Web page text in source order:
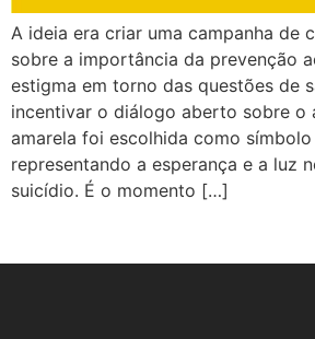
A ideia era criar uma campanha de
sobre a importância da prevenção
estigma em torno das questões de
incentivar o diálogo aberto sobre o
amarela foi escolhida como símbolo
representando a esperança e a luz
suicídio. É o momento […]